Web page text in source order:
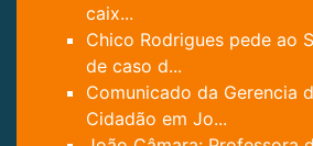
caix...
Chico Rodrigues pede ao
de caso d...
Comunicado da Gerencia
Cidadão em Jo...